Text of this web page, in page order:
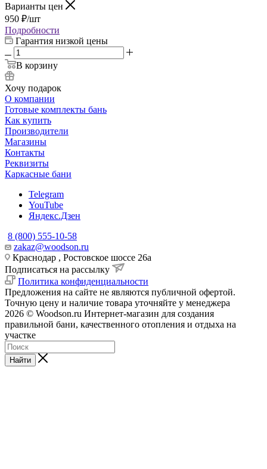
Варианты цен
950 ₽/шт
Подробности
Гарантия низкой цены
В корзину
Хочу подарок
О компании
Готовые комплекты бань
Как купить
Производители
Магазины
Контакты
Реквизиты
Каркасные бани
Telegram
YouTube
Яндекс.Дзен
8 (800) 555-10-58
zakaz@woodson.ru
Краснодар , Ростовское шоссе 26а
Подписаться на рассылку
Политика конфиденциальности
Предложения на сайте не являются публичной офертой.
Точную цену и наличие товара уточняйте у менеджера
2026 © Woodson.ru Интернет-магазин для создания
правильной бани, качественного отопления и отдыха на
участке
Найти